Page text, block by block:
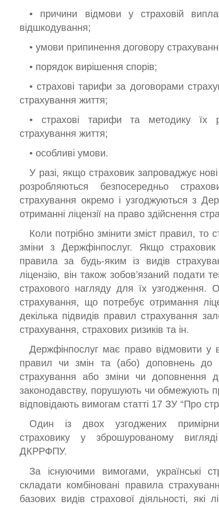
• причини відмови у страховій
відшкодування;
• умови припинення договору
• порядок вирішення спорів;
• страхові тарифи за договорами
страхування життя;
• страхові тарифи та методику їх
страхування життя;
• особливі умови.
У разі, якщо страховик запроваджує
розробляються безпосередньо
страхування окремо і узгоджуються з
отриманні ліцензії на право здійснення
Коли потрібно змінити зміст правил, то
зміни з Держфінпослуг. Якщо
правила за будь-яким із видів
ліцензію, він також зобов’язаний подати
страхового нагляду для їх
страхування, що потребує отримання
декілька підвидів правил страхування
страхування, страхових ризиків та ін.
Держфінпослуг має право відмовити у
правил чи змін та (або) доповнень до
страхування або зміни чи доповнення
законодавству, порушують чи обмежують
відповідають вимогам статті 17 ЗУ “Про
Один із двох узгоджених
страховику у зброшурованому
ДКРРФПУ.
За існуючими вимогами, українські
складати комбіновані правила
базових видів страхової діяльності, які